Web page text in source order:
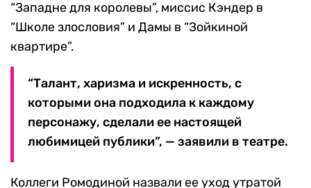
“Западне для королевы”, миссис Кэндер в
“Школе злословия” и Дамы в “Зойкиной
квартире”.
“Талант, харизма и искренность, с
которыми она подходила к каждому
персонажу, сделали ее настоящей
любимицей публики”, — заявили в театре.
Коллеги Ромодиной назвали ее уход утратой